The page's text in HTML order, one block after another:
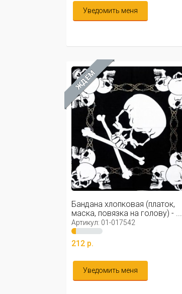
Уведомить меня
ЖДЁМ
Бандана хлопковая (платок,
маска, повязка на голову) - ...
Артикул: 01-017542
212 р.
Уведомить меня